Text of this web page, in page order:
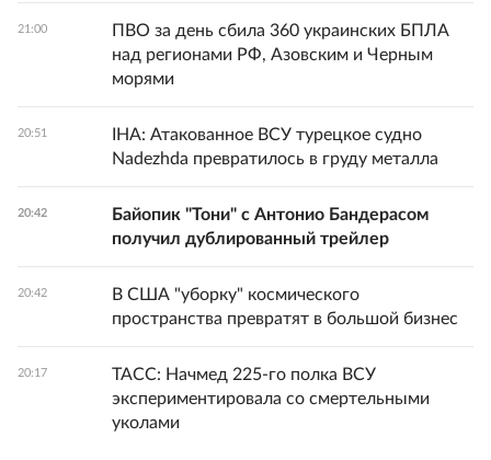
21:00
ПВО за день сбила 360 украинских БПЛА
над регионами РФ, Азовским и Черным
морями
20:51
IHA: Атакованное ВСУ турецкое судно
Nadezhda превратилось в груду металла
20:42
Байопик "Тони" с Антонио Бандерасом
получил дублированный трейлер
20:42
В США "уборку" космического
пространства превратят в большой бизнес
20:17
ТАСС: Начмед 225-го полка ВСУ
экспериментировала со смертельными
уколами